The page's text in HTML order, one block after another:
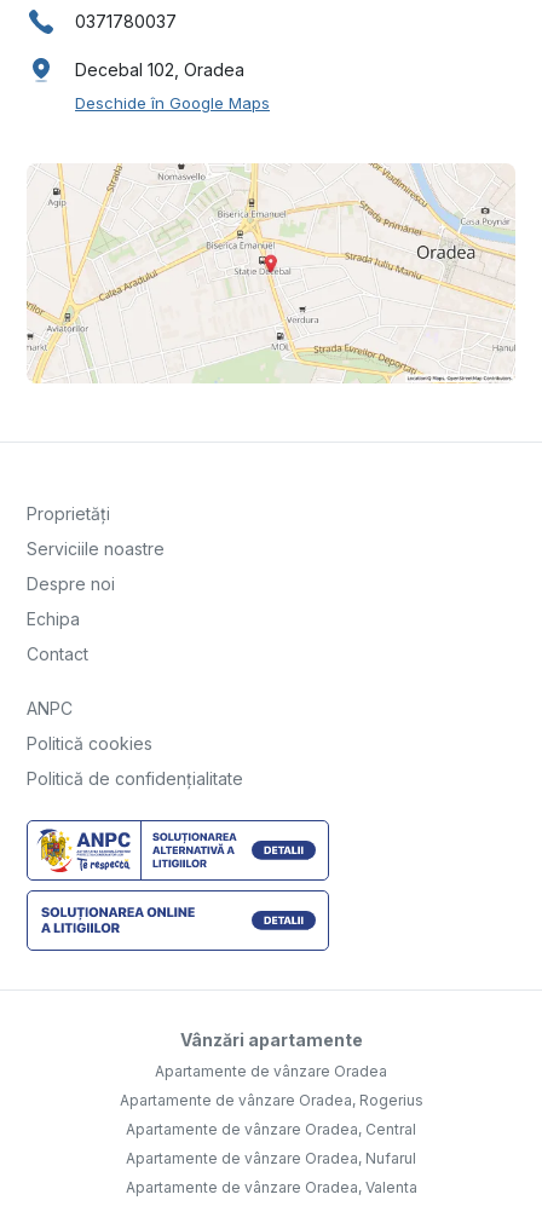
0371780037
Decebal 102, Oradea
Deschide în Google Maps
Proprietăți
Serviciile noastre
Despre noi
Echipa
Contact
ANPC
Politică cookies
Politică de confidențialitate
Vânzări apartamente
Apartamente de vânzare Oradea
Apartamente de vânzare Oradea, Rogerius
Apartamente de vânzare Oradea, Central
Apartamente de vânzare Oradea, Nufarul
Apartamente de vânzare Oradea, Valenta